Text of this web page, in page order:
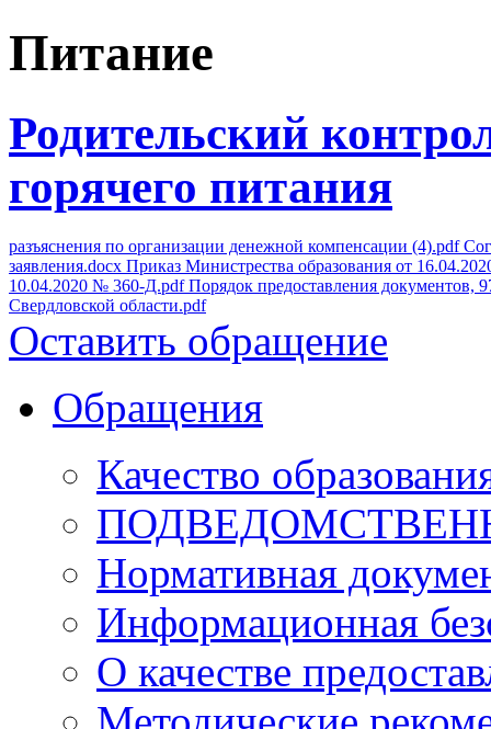
Питание
Родительский
горячего питания
разъяснения по организации денежной компенсации (4).pdf
заявления.docx Приказ Министрества образования от
10.04.2020 № 360-Д.pdf Порядок предоставления документов,
Свердловской области.pdf
Оставить обращение
Обращения
Качество
Нормативная
Информационная
О качестве